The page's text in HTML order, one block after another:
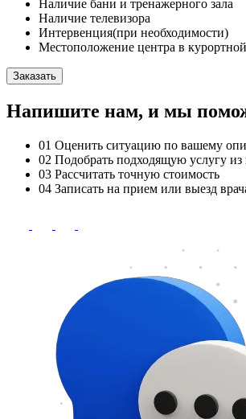
Наличие бани и тренажерного зала
Наличие телевизора
Интервенция(при необходимости)
Местоположение центра в
Заказать
Напишите нам, и мы
01 Оценить ситуацию по вашему
02 Подобрать подходящую услугу из
03 Рассчитать точную стоимость
04 Записать на прием или выезд